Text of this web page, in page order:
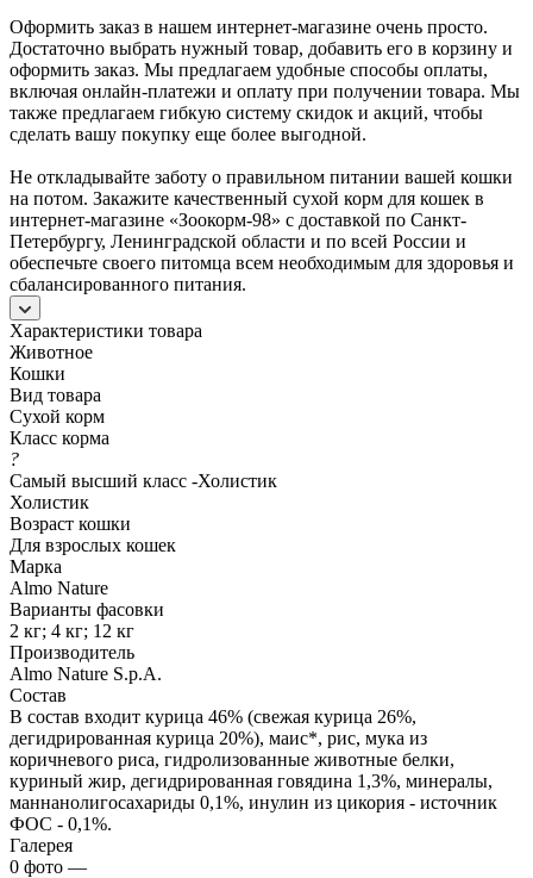
Оформить заказ в нашем интернет-магазине очень просто.
Достаточно выбрать нужный товар, добавить его в корзину и
оформить заказ. Мы предлагаем удобные способы оплаты,
включая онлайн-платежи и оплату при получении товара. Мы
также предлагаем гибкую систему скидок и акций, чтобы
сделать вашу покупку еще более выгодной.
Не откладывайте заботу о правильном питании вашей кошки
на потом. Закажите качественный сухой корм для кошек в
интернет-магазине «Зоокорм-98» с доставкой по Санкт-
Петербургу, Ленинградской области и по всей России и
обеспечьте своего питомца всем необходимым для здоровья и
сбалансированного питания.
Характеристики товара
Животное
Кошки
Вид товара
Сухой корм
Класс корма
?
Самый высший класс -Холистик
Холистик
Возраст кошки
Для взрослых кошек
Марка
Almo Nature
Варианты фасовки
2 кг; 4 кг; 12 кг
Производитель
Almo Nature S.p.A.
Состав
В состав входит курица 46% (свежая курица 26%,
дегидрированная курица 20%), маис*, рис, мука из
коричневого риса, гидролизованные животные белки,
куриный жир, дегидрированная говядина 1,3%, минералы,
маннанолигосахариды 0,1%, инулин из цикория - источник
ФОС - 0,1%.
Галерея
0 фото —